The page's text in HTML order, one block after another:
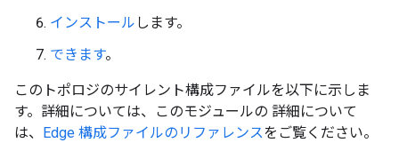
インストール します。
できます。
このトポロジのサイレント構成ファイルを以下に示しま
す。詳細については、このモジュールの 詳細について
は、 Edge 構成ファイルのリファレンスをご覧ください。